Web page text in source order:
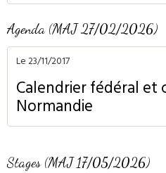
Agenda (MAJ 27/02/2026)
Le 23/11/2017
Calendrier fédéral et
Normandie
Stages (MAJ 17/05/2026)